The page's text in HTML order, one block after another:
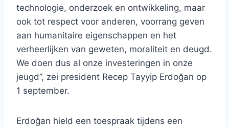
technologie, onderzoek en ontwikkeling, maar
ook tot respect voor anderen, voorrang geven
aan humanitaire eigenschappen en het
verheerlijken van geweten, moraliteit en deugd.
We doen dus al onze investeringen in onze
jeugd”, zei president Recep Tayyip Erdoğan op
1 september.
Erdoğan hield een toespraak tijdens een